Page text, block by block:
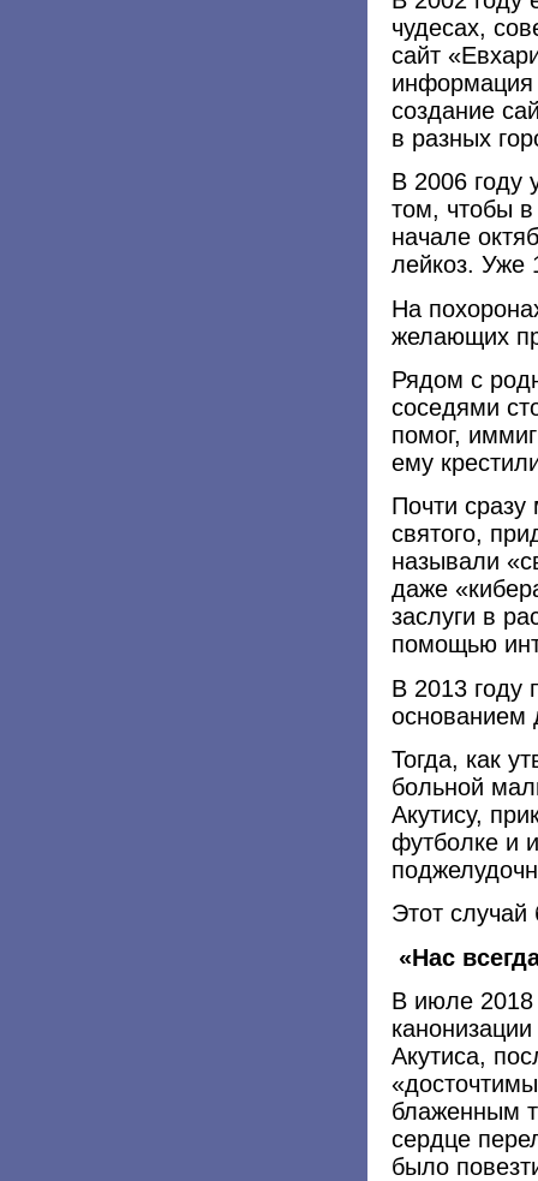
чудесах,
сайт
информация
создание
в разных
В 2006 году
том, чтобы
начале
лейкоз. Уже
На
желающих
Рядом с
соседями
помог,
ему
Почти сразу
святого,
называли
даже
заслуги в
помощью
В 2013 году
основанием
Тогда, как
больной
Акутису,
футболке и
Этот
«Нас
В июле 2018
Акутиса,
блаженным
сердце
было